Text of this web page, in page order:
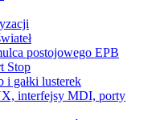
postojowego EPB
Stop
i gałki lusterek
interfejsy MDI, porty